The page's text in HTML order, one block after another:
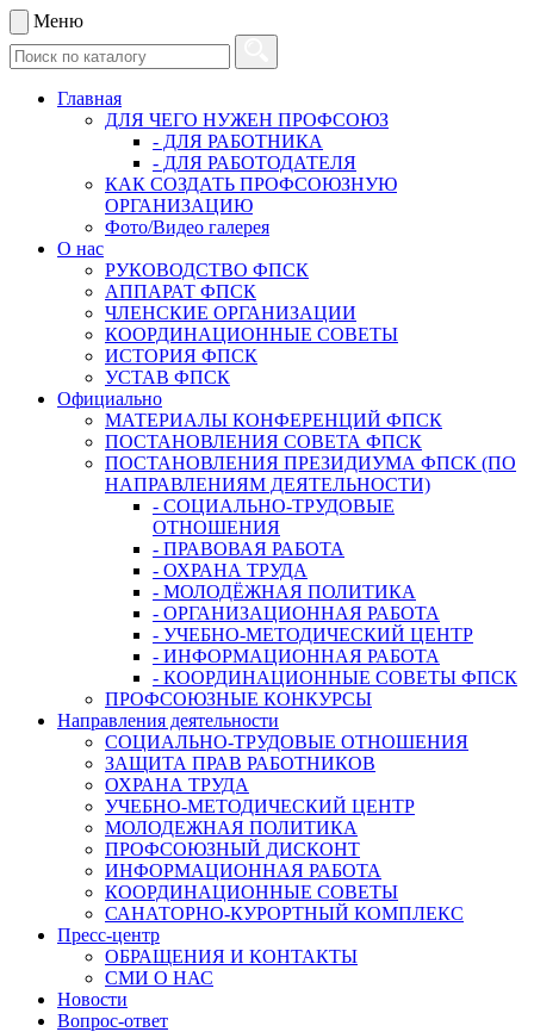
Меню
Главная
ДЛЯ ЧЕГО НУЖЕН ПРОФСОЮЗ
- ДЛЯ РАБОТНИКА
- ДЛЯ РАБОТОДАТЕЛЯ
КАК СОЗДАТЬ ПРОФСОЮЗНУЮ
ОРГАНИЗАЦИЮ
Фото/Видео галерея
О нас
РУКОВОДСТВО ФПСК
АППАРАТ ФПСК
ЧЛЕНСКИЕ ОРГАНИЗАЦИИ
КООРДИНАЦИОННЫЕ СОВЕТЫ
ИСТОРИЯ ФПСК
УСТАВ ФПСК
Официально
МАТЕРИАЛЫ КОНФЕРЕНЦИЙ ФПСК
ПОСТАНОВЛЕНИЯ СОВЕТА ФПСК
ПОСТАНОВЛЕНИЯ ПРЕЗИДИУМА ФПСК (ПО
НАПРАВЛЕНИЯМ ДЕЯТЕЛЬНОСТИ)
- СОЦИАЛЬНО-ТРУДОВЫЕ
ОТНОШЕНИЯ
- ПРАВОВАЯ РАБОТА
- ОХРАНА ТРУДА
- МОЛОДЁЖНАЯ ПОЛИТИКА
- ОРГАНИЗАЦИОННАЯ РАБОТА
- УЧЕБНО-МЕТОДИЧЕСКИЙ ЦЕНТР
- ИНФОРМАЦИОННАЯ РАБОТА
- КООРДИНАЦИОННЫЕ СОВЕТЫ ФПСК
ПРОФСОЮЗНЫЕ КОНКУРСЫ
Направления деятельности
СОЦИАЛЬНО-ТРУДОВЫЕ ОТНОШЕНИЯ
ЗАЩИТА ПРАВ РАБОТНИКОВ
ОХРАНА ТРУДА
УЧЕБНО-МЕТОДИЧЕСКИЙ ЦЕНТР
МОЛОДЕЖНАЯ ПОЛИТИКА
ПРОФСОЮЗНЫЙ ДИСКОНТ
ИНФОРМАЦИОННАЯ РАБОТА
КООРДИНАЦИОННЫЕ СОВЕТЫ
САНАТОРНО-КУРОРТНЫЙ КОМПЛЕКС
Пресс-центр
ОБРАЩЕНИЯ И КОНТАКТЫ
СМИ О НАС
Новости
Вопрос-ответ